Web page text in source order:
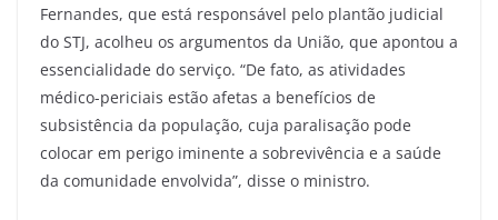
Fernandes, que está responsável pelo plantão judicial
do STJ, acolheu os argumentos da União, que apontou a
essencialidade do serviço. “De fato, as atividades
médico-periciais estão afetas a benefícios de
subsistência da população, cuja paralisação pode
colocar em perigo iminente a sobrevivência e a saúde
da comunidade envolvida”, disse o ministro.